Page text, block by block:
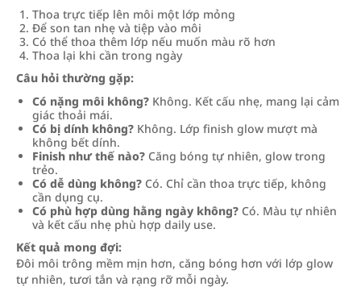
Thoa trực tiếp lên môi một lớp mỏng
Để son tan nhẹ và tiệp vào môi
Có thể thoa thêm lớp nếu muốn màu rõ hơn
Thoa lại khi cần trong ngày
Câu hỏi thường gặp:
Có nặng môi không? Không. Kết cấu nhẹ, mang lại cảm
giác thoải mái.
Có bị dính không? Không. Lớp finish glow mượt mà
không bết dính.
Finish như thế nào? Căng bóng tự nhiên, glow trong
trẻo.
Có dễ dùng không? Có. Chỉ cần thoa trực tiếp, không
cần dụng cụ.
Có phù hợp dùng hằng ngày không? Có. Màu tự nhiên
và kết cấu nhẹ phù hợp daily use.
Kết quả mong đợi:
Đôi môi trông mềm mịn hơn, căng bóng hơn với lớp glow
tự nhiên, tươi tắn và rạng rỡ mỗi ngày.